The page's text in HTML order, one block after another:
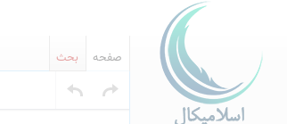
صفحه بحث